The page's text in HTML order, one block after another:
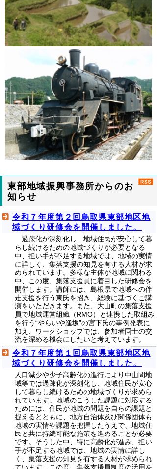
東部地域振興事務所からのお
知らせ
令和７年度第２回鳥取県東部地区地
域づくり研修会を開催しました。
過疎化が深刻化し、地域住民が安心して暮
らし続けるための地域づくりが必要となる
中、担い手が不足する地域では、地域の実情
に詳しく、集落支援の知見を有する人材が求
められています。多様な主体が地域に関わる
中、この度、集落支援員に着目した研修会を
開催します。講師には、島根県で地域への伴
走支援を行う東氏を招き、経験に基づくご講
演をいただきます。また、大山町の集落支援
員で地域運営組織（RMO）と連携した取組み
を行う“やらいや逢坂”の宮下氏の事例発表に
加え、ワークショップでは、参加者同士の交
流を深める機会にしたいと考えています。
令和７年度第１回鳥取県東部地区地
域づくり研修会を開催しました。
人口減少や少子高齢化の進行により中山間地
域等では過疎化が深刻化し、地域住民が安心
して暮らし続けるための地域づくりが求めら
れています。地域のこうした課題に対応する
ためには、住民が地域の問題を自らの課題と
捉えるとともに、地方自治体及び関係団体も
地域の実情や課題を把握したうえで、地域住
民と共に持続可能な施策を進めることが必要
です。そうした中、特に高齢化が進み、担い
手が不足する地域では、地域の実情に詳し
く、集落支援の知見を有する人材が求められ
ています。この度、集落支援員制度の活用を